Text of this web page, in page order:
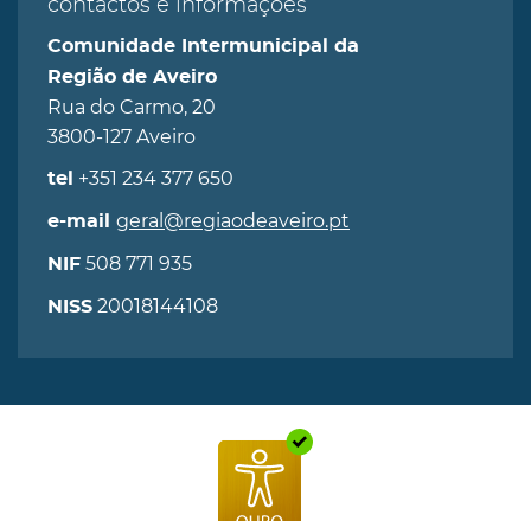
contactos e informações
Comunidade Intermunicipal da
Região de Aveiro
Rua do Carmo, 20
3800-127 Aveiro
tel +351 234 377 650
e-mail geral@regiaodeaveiro.pt
NIF 508 771 935
NISS 20018144108